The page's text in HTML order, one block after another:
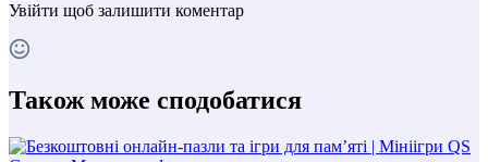
Увійти щоб залишити коментар
Також може сподобатися